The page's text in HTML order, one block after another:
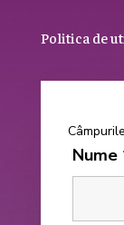
Politica de
Nume